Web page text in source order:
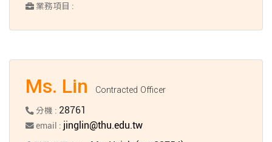
業務項目 :
Ms. Lin Contracted Officer
分機 : 28761
email : jinglin@thu.edu.tw